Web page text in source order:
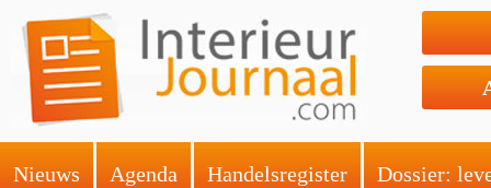
Nieuws Agenda Handelsregister Dossier: